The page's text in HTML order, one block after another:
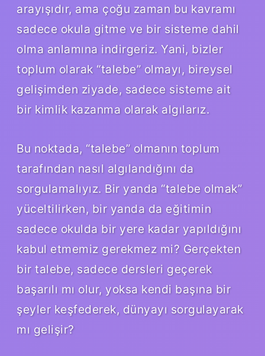
arayışıdır, ama çoğu zaman bu kavramı
sadece okula gitme ve bir sisteme dahil
olma anlamına indirgeriz. Yani, bizler
toplum olarak “talebe” olmayı, bireysel
gelişimden ziyade, sadece sisteme ait
bir kimlik kazanma olarak algılarız.
Bu noktada, “talebe” olmanın toplum
tarafından nasıl algılandığını da
sorgulamalıyız. Bir yanda “talebe olmak”
yüceltilirken, bir yanda da eğitimin
sadece okulda bir yere kadar yapıldığını
kabul etmemiz gerekmez mi? Gerçekten
bir talebe, sadece dersleri geçerek
başarılı mı olur, yoksa kendi başına bir
şeyler keşfederek, dünyayı sorgulayarak
mı gelişir?